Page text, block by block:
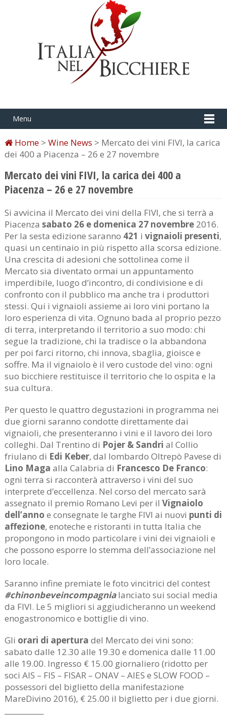
Menu
Home> Wine News > Mercato dei vini FIVI, la carica
dei 400 a Piacenza – 26 e 27 novembre
Mercato dei vini FIVI, la carica dei 400 a
Piacenza – 26 e 27 novembre
Si avvicina il Mercato dei vini della FIVI, che si terrà a
Piacenza sabato 26 e domenica 27 novembre2016.
Per la sesta edizione saranno 421 i vignaioli presenti,
quasi un centinaio in più rispetto alla scorsa edizione.
Una crescita di adesioni che sottolinea come il
Mercato sia diventato ormai un appuntamento
imperdibile, luogo d’incontro, di condivisione e di
confronto con il pubblico ma anche tra i produttori
stessi. Qui i vignaioli assieme ai loro vini portano la
loro esperienza di vita. Ognuno bada al proprio pezzo
di terra, interpretando il territorio a suo modo: chi
segue la tradizione, chi la tradisce o la abbandona
per poi farci ritorno, chi innova, sbaglia, gioisce e
soffre. Ma il vignaiolo è il vero custode del vino: ogni
suo bicchiere restituisce il territorio che lo ospita e la
sua cultura.
Per questo le quattro degustazioni in programma nei
due giorni saranno condotte direttamente dai
vignaioli, che presenteranno i vini e il lavoro dei loro
colleghi. Dal Trentino di Pojer & Sandri al Collio
friulano di Edi Keber, dal lombardo Oltrepò Pavese di
Lino Maga alla Calabria di Francesco De Franco:
ogni terra si racconterà attraverso i vini del suo
interprete d’eccellenza. Nel corso del mercato sarà
assegnato il premio Romano Levi per il Vignaiolo
dell’anno e consegnate le targhe FIVI ai nuovi punti di
affezione, enoteche e ristoranti in tutta Italia che
propongono in modo particolare i vini dei vignaioli e
che possono esporre lo stemma dell’associazione nel
loro locale.
Saranno infine premiate le foto vincitrici del contest
#chinonbeveincompagnialanciato sui social media
da FIVI. Le 5 migliori si aggiudicheranno un weekend
enogastronomico e bottiglie di vino.
Gli orari di apertura del Mercato dei vini sono:
sabato dalle 12.30 alle 19.30 e domenica dalle 11.00
alle 19.00. Ingresso € 15.00 giornaliero (ridotto per
soci AIS – FIS – FISAR – ONAV – AIES e SLOW FOOD –
possessori del biglietto della manifestazione
MareDivino 2016), € 25.00 il biglietto per i due giorni.